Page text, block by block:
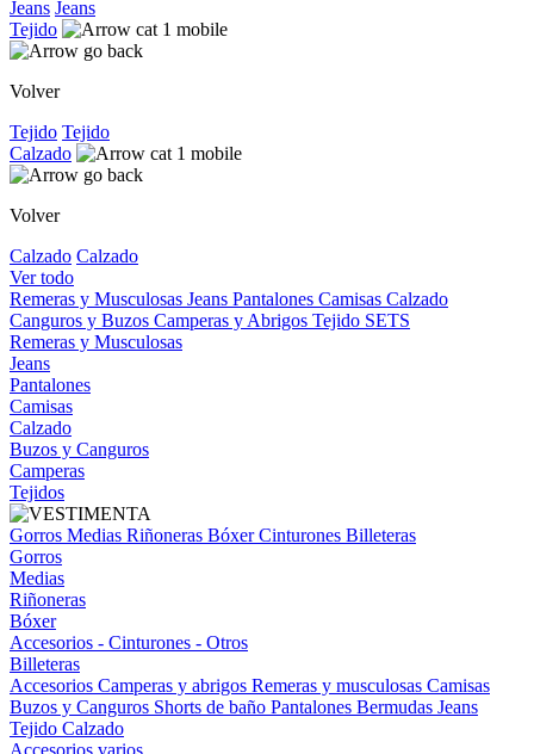
Jeans Jeans
Tejido
Volver
Tejido Tejido
Calzado
Volver
Calzado Calzado
Ver todo
Remeras y Musculosas Jeans Pantalones Camisas Calzado
Canguros y Buzos Camperas y Abrigos Tejido SETS
Remeras y Musculosas
Jeans
Pantalones
Camisas
Calzado
Buzos y Canguros
Camperas
Tejidos
Gorros Medias Riñoneras BóxerCinturones Billeteras
Gorros
Medias
Riñoneras
Bóxer
Accesorios - Cinturones - Otros
Billeteras
Accesorios Camperas y abrigos Remeras y musculosas Camisas
Buzos y Canguros Shorts de baño Pantalones Bermudas Jeans
Tejido Calzado
Accesorios varios